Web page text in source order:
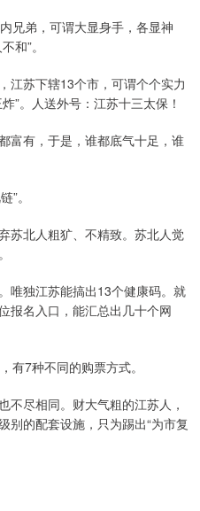
兄弟，可谓大显身手，各显神
和”。
江苏下辖13个市，可谓个个实力
”。人送外号：江苏十三太保！
富有，于是，谁都底气十足，谁
”。
苏北人粗犷、不精致。苏北人觉
唯独江苏能搞出13个健康码。就
报名入口，能汇总出几十个网
有7种不同的购票方式。
不尽相同。财大气粗的江苏人，
别的配套设施，只为踢出“为市复